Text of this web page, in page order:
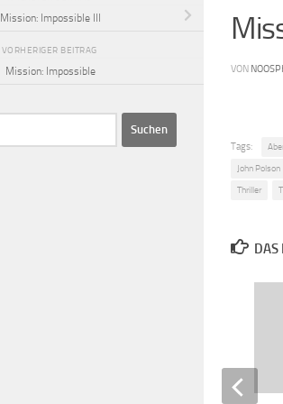
VON
Tags:
John Polson
Thriller
DAS
Mission: Impossible III
VORHERIGER BEITRAG
Mission: Impossible